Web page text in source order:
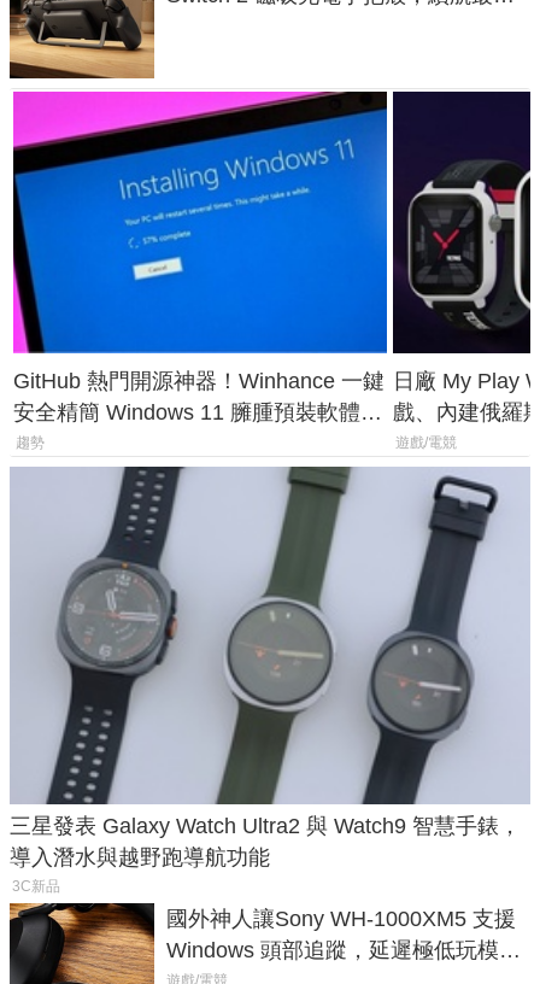
GitHub 熱門開源神器！Winhance 一鍵
安全精簡 Windows 11 臃腫預裝軟體與
後台追蹤
趨勢
日廠 My Play
戲、內建俄羅
過竟然不能連
遊戲/電競
三星發表 Galaxy Watch Ultra2 與 Watch9 智慧手錶，
導入潛水與越野跑導航功能
3C新品
國外神人讓Sony WH-1000XM5 支援
Windows 頭部追蹤，延遲極低玩模擬
遊戲/電競